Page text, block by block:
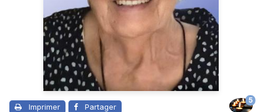
Imprimer Partager
5